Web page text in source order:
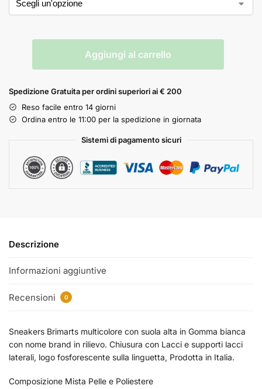
Aggiungi al carrello
Spedizione Gratuita per ordini superiori ai € 200
Reso facile entro 14 giorni
Ordina entro le 11:00 per la spedizione in giornata
Sistemi di pagamento sicuri
Descrizione
Informazioni aggiuntive
Recensioni 0
Sneakers Brimarts multicolore con suola alta in Gomma bianca
con nome brand in rilievo. Chiusura con Lacci e supporti lacci
laterali, logo fosforescente sulla linguetta, Prodotta in Italia.
Composizione Mista Pelle e Poliestere